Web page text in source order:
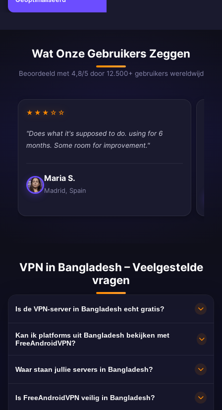
Wat Onze Gebruikers Zeggen
Beoordeeld met 4,8/5 door 12.500+ gebruikers wereldwijd
★★★☆☆
"Does what it's supposed to do. using for 6
months. Some room for improvement."
Maria S.
Madrid, Spain
VPN in Bangladesh – Veelgestelde
vragen
Is de VPN-server in Bangladesh echt gratis?
abonnement, creditcard of registratie, met
Kan ik platforms uit Bangladesh bekijken met
FreeAndroidVPN?
Channel i en NTV, doorgaans in HD zonder
Waar staan jullie servers in Bangladesh?
en schakelen automatisch over naar de
Is FreeAndroidVPN veilig in Bangladesh?